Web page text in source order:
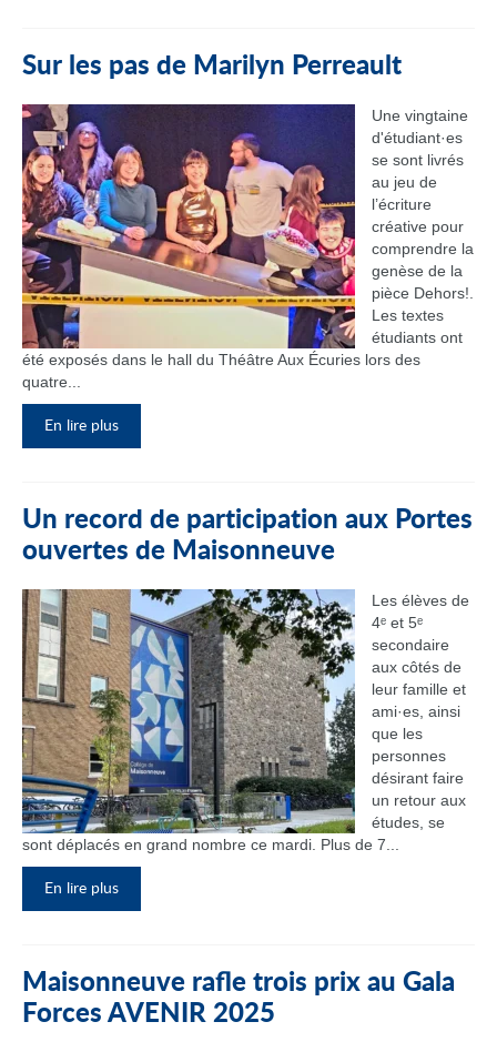
Sur les pas de Marilyn Perreault
Une vingtaine
d'étudiant·es
se sont livrés
au jeu de
l’écriture
créative pour
comprendre la
genèse de la
pièce Dehors!.
Les textes
étudiants ont
été exposés dans le hall du Théâtre Aux Écuries lors des
quatre...
En lire plus
Un record de participation aux Portes
ouvertes de Maisonneuve
Les élèves de
4ᵉ et 5ᵉ
secondaire
aux côtés de
leur famille et
ami·es, ainsi
que les
personnes
désirant faire
un retour aux
études, se
sont déplacés en grand nombre ce mardi. Plus de 7...
En lire plus
Maisonneuve rafle trois prix au Gala
Forces AVENIR 2025